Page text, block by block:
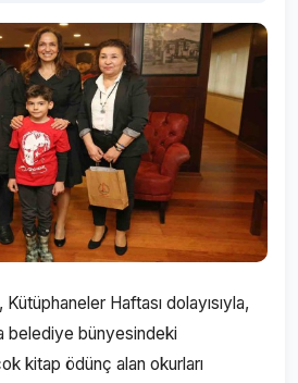
Haftası dolayısıyla,
belediye bünyesindeki
kitap ödünç alan okurları